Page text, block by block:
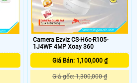
Camera Ezviz CS-H6c-R105-
1J4WF 4MP Xoay 360
Giá Bán: 1,100,000 ₫
Giá gốc: 1,300,000 ₫